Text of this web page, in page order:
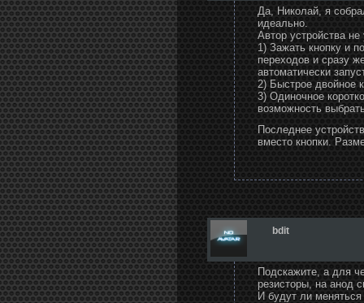
Да, Николай, я
идеально.
Автор устройства
1) Зажать кнопку и
переходов и сразу
автоматически
2) Быстрое двойное
3) Одиночное
возможность
Последнее
вместо кнопки.
bdit
Подскажите, а для
резисторы, на анод
И будут ли